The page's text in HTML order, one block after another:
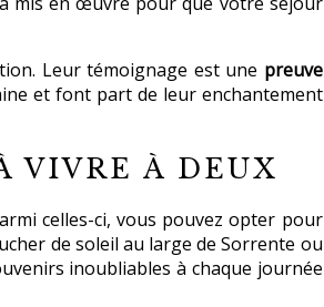
Leur témoignage est une preuve
et font part de leur enchantement
VIVRE À DEUX
celles-ci, vous pouvez opter pour
de soleil au large de Sorrente ou
inoubliables à chaque journée